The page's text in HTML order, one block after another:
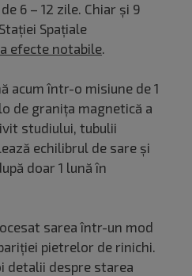
6 – 12 zile. Chiar și 9
Spațiale
efecte notabile.
acum într-o misiune de 1
de granița magnetică a
studiului, tubulii
echilibrul de sare și
doar 1 lună în
sarea într-un mod
pietrelor de rinichi.
detalii despre starea